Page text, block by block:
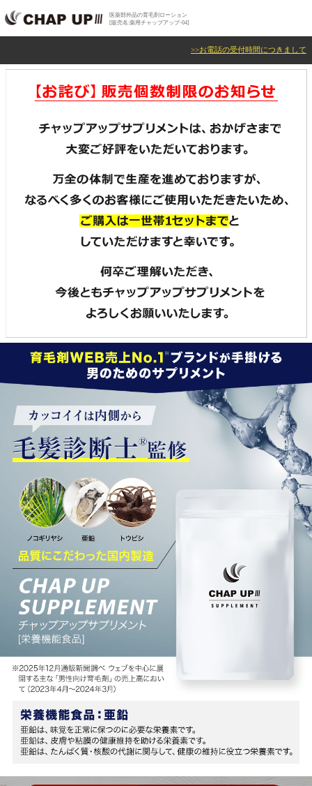
医薬部外品の育毛剤ローション
[販売名:薬用チャップアップ-04]
>>お電話の受付時間につきまして